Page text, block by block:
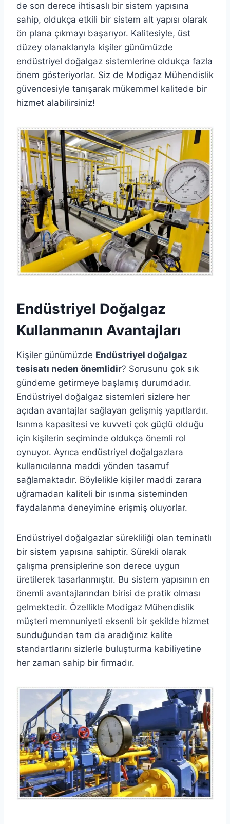
de son derece ihtisaslı bir sistem yapısına
sahip, oldukça etkili bir sistem alt yapısı olarak
ön plana çıkmayı başarıyor. Kalitesiyle, üst
düzey olanaklarıyla kişiler günümüzde
endüstriyel doğalgaz sistemlerine oldukça fazla
önem gösteriyorlar. Siz de Modigaz Mühendislik
güvencesiyle tanışarak mükemmel kalitede bir
hizmet alabilirsiniz!
Endüstriyel Doğalgaz
Kullanmanın Avantajları
Kişiler günümüzde Endüstriyel doğalgaz
tesisatı neden önemlidir? Sorusunu çok sık
gündeme getirmeye başlamış durumdadır.
Endüstriyel doğalgaz sistemleri sizlere her
açıdan avantajlar sağlayan gelişmiş yapıtlardır.
Isınma kapasitesi ve kuvveti çok güçlü olduğu
için kişilerin seçiminde oldukça önemli rol
oynuyor. Ayrıca endüstriyel doğalgazlara
kullanıcılarına maddi yönden tasarruf
sağlamaktadır. Böylelikle kişiler maddi zarara
uğramadan kaliteli bir ısınma sisteminden
faydalanma deneyimine erişmiş oluyorlar.
Endüstriyel doğalgazlar sürekliliği olan teminatlı
bir sistem yapısına sahiptir. Sürekli olarak
çalışma prensiplerine son derece uygun
üretilerek tasarlanmıştır. Bu sistem yapısının en
önemli avantajlarından birisi de pratik olması
gelmektedir. Özellikle Modigaz Mühendislik
müşteri memnuniyeti eksenli bir şekilde hizmet
sunduğundan tam da aradığınız kalite
standartlarını sizlerle buluşturma kabiliyetine
her zaman sahip bir firmadır.